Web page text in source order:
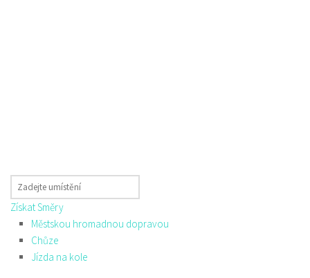
Získat Směry
Městskou hromadnou dopravou
Chůze
Jízda na kole